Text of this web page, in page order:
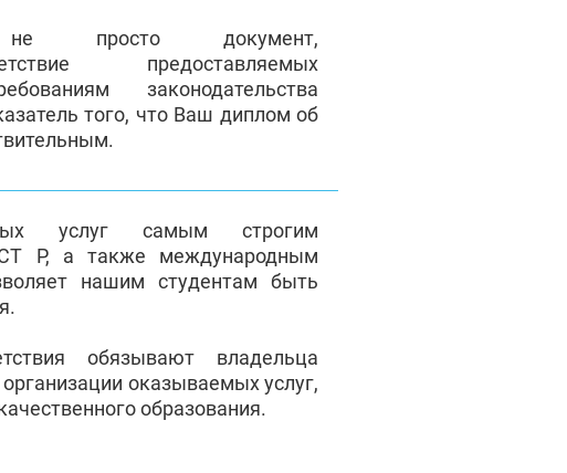
просто документ,
предоставляемых
законодательства
того, что Ваш диплом об
услуг самым строгим
Р, а также международным
нашим студентам быть
обязывают владельца
оказываемых услуг,
образования.